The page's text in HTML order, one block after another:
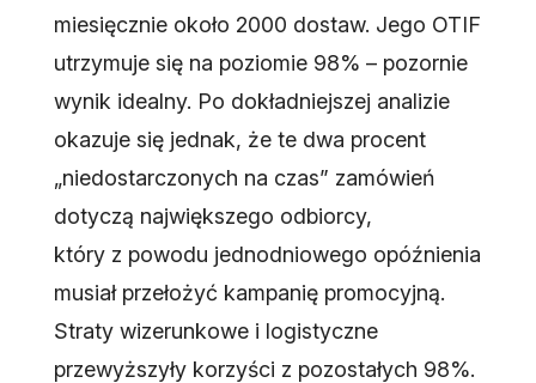
miesięcznie około 2000 dostaw. Jego OTIF
utrzymuje się na poziomie 98% – pozornie
wynik idealny. Po dokładniejszej analizie
okazuje się jednak, że te dwa procent
„niedostarczonych na czas” zamówień
dotyczą największego odbiorcy,
który z powodu jednodniowego opóźnienia
musiał przełożyć kampanię promocyjną.
Straty wizerunkowe i logistyczne
przewyższyły korzyści z pozostałych 98%.